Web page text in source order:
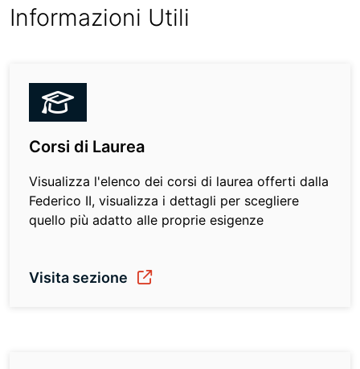
Informazioni Utili
Corsi di Laurea
Visualizza l'elenco dei corsi di laurea offerti dalla
Federico II, visualizza i dettagli per scegliere
quello più adatto alle proprie esigenze
Visita sezione